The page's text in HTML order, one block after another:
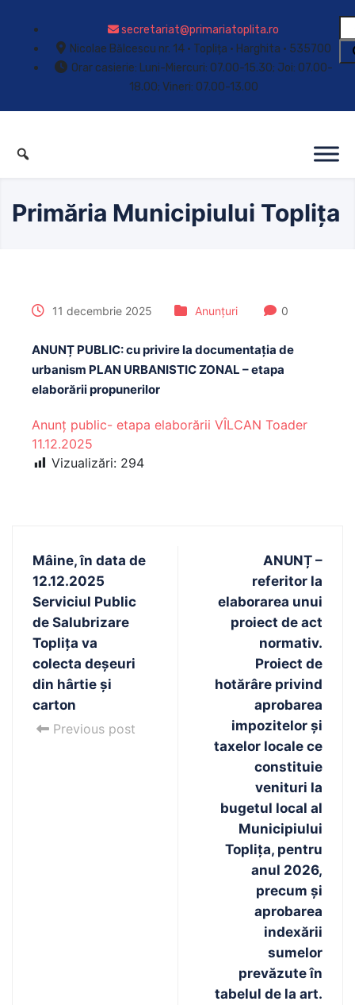
secretariat@primariatoplita.ro
Nicolae Bălcescu nr. 14 • Toplița • Harghita • 535700
Orar casierie: Luni-Miercuri: 07.00-15.30; Joi: 07.00-
18.00; Vineri: 07.00-13.00
Primăria Municipiului Toplița
11 decembrie 2025 Anunțuri 0
ANUNȚ PUBLIC: cu privire la documentația de
urbanism PLAN URBANISTIC ZONAL – etapa
elaborării propunerilor
Anunț public- etapa elaborării VÎLCAN Toader
11.12.2025
Vizualizări: 294
Mâine, în data de
12.12.2025
Serviciul Public
de Salubrizare
Toplița va
colecta deșeuri
din hârtie și
carton
Previous post
ANUNȚ –
referitor la
elaborarea unui
proiect de act
normativ.
Proiect de
hotărâre privind
aprobarea
impozitelor și
taxelor locale ce
constituie
venituri la
bugetul local al
Municipiului
Toplița, pentru
anul 2026,
precum și
aprobarea
indexării
sumelor
prevăzute în
tabelul de la art.